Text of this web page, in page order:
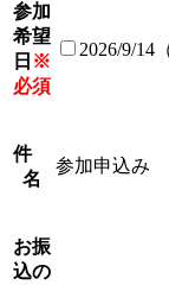
参加
希望
日 ※
必須
2026/9/14
件
名
参加申込み
お振
込の